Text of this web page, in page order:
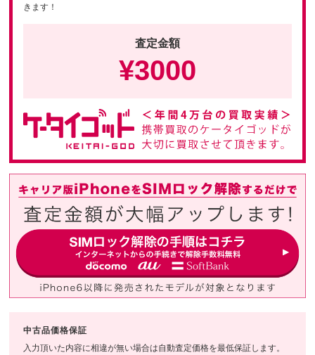
きます！
査定金額
¥3000
中古品価格保証
入力頂いた内容に相違が無い場合は自動査定価格を最低保証します。